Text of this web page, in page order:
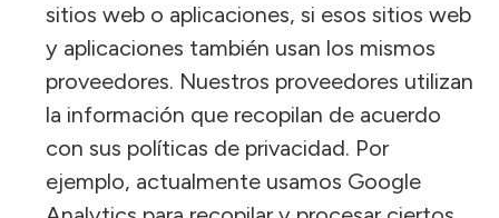
sitios web o aplicaciones, si esos sitios web
y aplicaciones también usan los mismos
proveedores. Nuestros proveedores utilizan
la información que recopilan de acuerdo
con sus políticas de privacidad. Por
ejemplo, actualmente usamos Google